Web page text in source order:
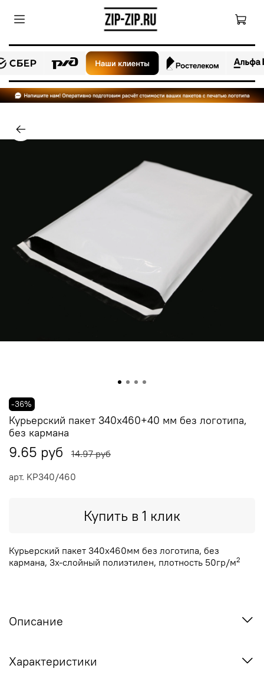
-36%
арт. KP340/460
Курьерский пакет 340x460+40 мм без логотипа,
без кармана
9.65 руб 14.97 руб
Купить в 1 клик
Курьерский пакет 340x460мм без логотипа, без
кармана, 3х-слойный полиэтилен, плотность 50гр/м2
Описание
Характеристики